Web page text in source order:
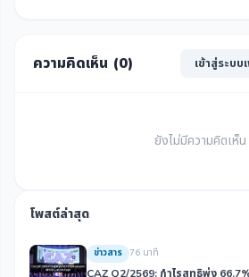
ความคิดเห็น (0) เข้าสู่ระบ
ยังไม่มีความคิดเห็น
โพสต์ล่าสุด
ข่าวสาร 76 นาที
CAZ Q2/2569: กำไรสุทธิพุ่ง